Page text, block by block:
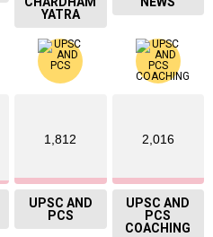
YATRA
1,812
UPSC AND
PCS
2,016
UPSC AND
PCS
COACHING